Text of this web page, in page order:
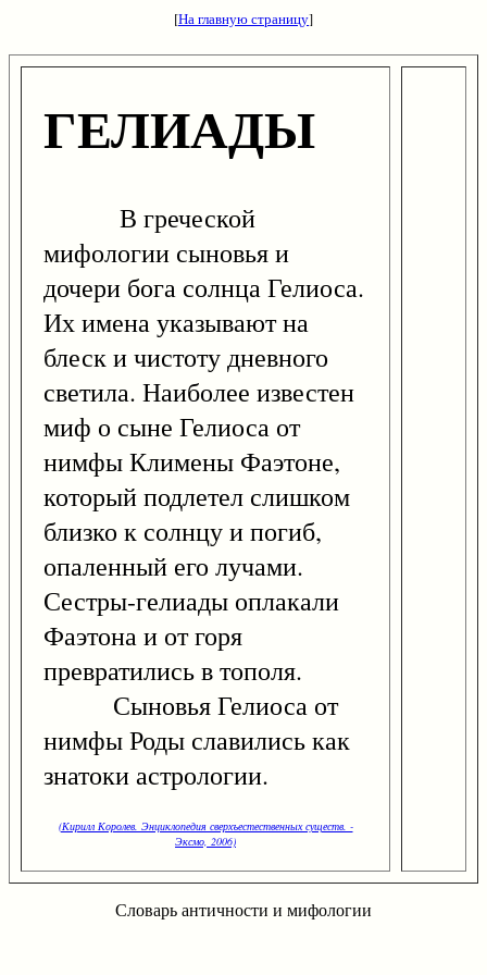
[На главную страницу]
ГЕЛИАДЫ
В греческой
мифологии сыновья и
дочери бога солнца Гелиоса.
Их имена указывают на
блеск и чистоту дневного
светила. Наиболее известен
миф о сыне Гелиоса от
нимфы Климены Фаэтоне,
который подлетел слишком
близко к солнцу и погиб,
опаленный его лучами.
Сестры-гелиады оплакали
Фаэтона и от горя
превратились в тополя.
Сыновья Гелиоса от
нимфы Роды славились как
знатоки астрологии.
(Кирилл Королев. Энциклопедия сверхъестественных существ. -
Эксмо, 2006)
Словарь античности и мифологии